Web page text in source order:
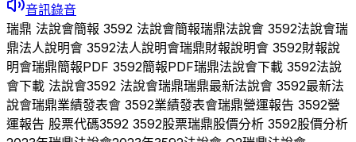
音訊錄音
瑞鼎 法說會簡報 3592 法說會簡報瑞鼎法說會 3592法說會瑞
鼎法人說明會 3592法人說明會瑞鼎財報說明會 3592財報說
明會瑞鼎簡報PDF 3592簡報PDF瑞鼎法說會下載 3592法說
會下載 法說會3592 法說會瑞鼎瑞鼎最新法說會 3592最新法
說會瑞鼎業績發表會 3592業績發表會瑞鼎營運報告 3592營
運報告 股票代碼3592 3592股票瑞鼎股價分析 3592股價分析